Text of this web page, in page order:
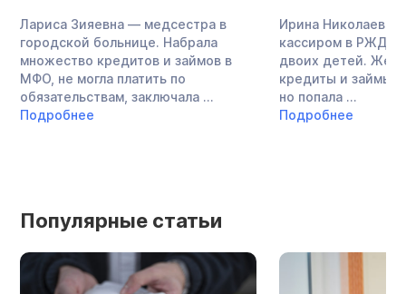
Лариса Зияевна — медсестра в
городской больнице. Набрала
множество кредитов и займов в
МФО, не могла платить по
обязательствам, заключала ...
Подробнее
Ирина Николаевна
кассиром в РЖД,
двоих детей.
кредиты и займы
но попала ...
Подробнее
Популярные статьи